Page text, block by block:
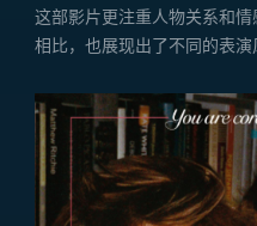
这部影片更注重人物关系和
相比，也展现出了不同的表演